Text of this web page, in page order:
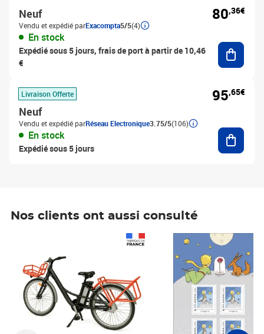
Neuf
Vendu et expédié parExacompta5/5(4)
En stock
Expédié sous 5 jours, frais de port à partir de 10,46
€
80,36€
Livraison Offerte
Neuf
Vendu et expédié parRéseau Electronique3.75/5(106)
En stock
Expédié sous 5 jours
95,65€
Nos clients ont aussi consulté
Prix 7,50€